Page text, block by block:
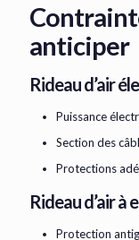
anticiper
Rideau d’air
Puissance
Section des
Protections
Rideau d’air à
Protection